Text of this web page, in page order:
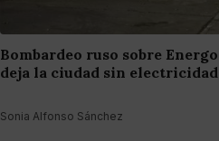
Bombardeo ruso sobre
deja la ciudad sin electricidad
Sonia Alfonso Sánchez